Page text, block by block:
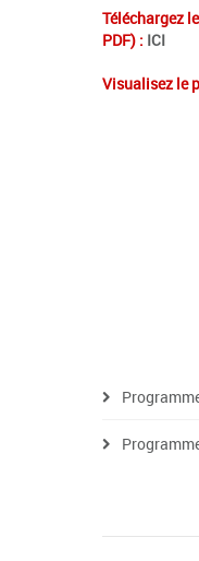
Téléchargez
PDF) : ICI
Visualisez le